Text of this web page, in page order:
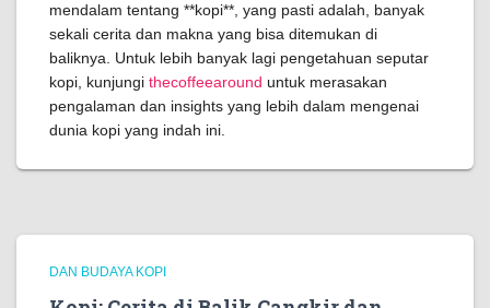
mendalam tentang **kopi**, yang pasti adalah, banyak
sekali cerita dan makna yang bisa ditemukan di
baliknya. Untuk lebih banyak lagi pengetahuan seputar
kopi, kunjungi thecoffeearound untuk merasakan
pengalaman dan insights yang lebih dalam mengenai
dunia kopi yang indah ini.
DAN BUDAYA KOPI